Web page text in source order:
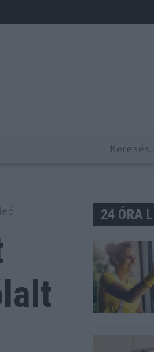
24 ÓRA